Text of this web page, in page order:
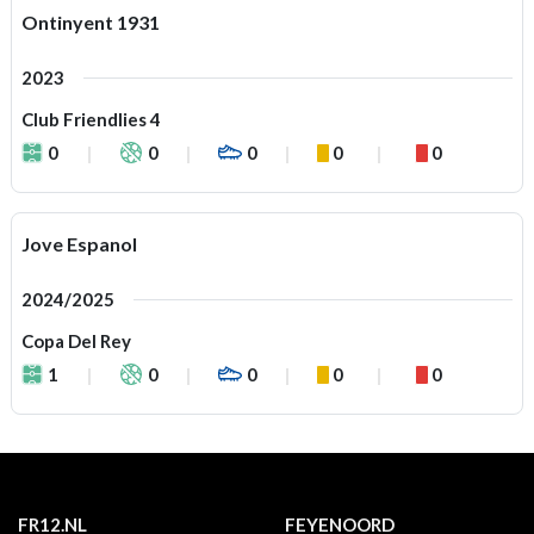
Ontinyent 1931
2023
Club Friendlies 4
0
0 0 0 0
Jove Espanol
2024/2025
Copa Del Rey
1
0 0 0 0
FR12.NL
FEYENOORD